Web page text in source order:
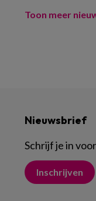
Toon meer
Nieuwsbrief
Schrijf je in
Inschrijven